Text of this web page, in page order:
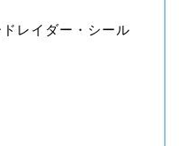
レイダー・シール